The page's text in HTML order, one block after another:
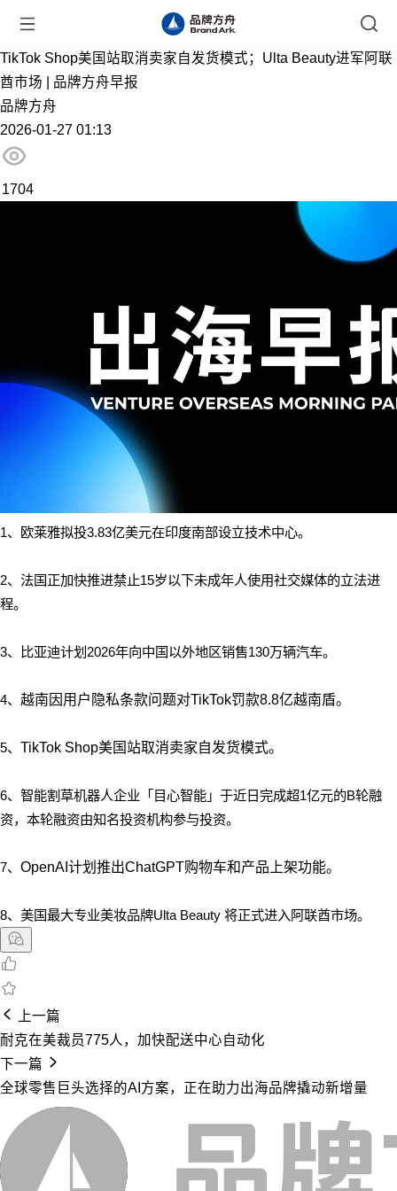
TikTok Shop美国站取消卖家自发货模式；Ulta Beauty进军阿联
酋市场 | 品牌方舟早报
品牌方舟
2026-01-27 01:13
1704
1、欧莱雅拟投3.83亿美元在印度南部设立技术中心。
2、法国正加快推进禁止15岁以下未成年人使用社交媒体的立法进
程。
3、比亚迪计划2026年向中国以外地区销售130万辆汽车。
4、 越南因用户隐私条款问题对TikTok罚款8.8亿越南盾。
5、 TikTok Shop美国站取消卖家自发货模式。
6、智能割草机器人企业「目心智能」于近日完成超1亿元的B轮融
资，本轮融资由知名投资机构参与投资。
7、 OpenAI计划推出ChatGPT购物车和产品上架功能。
8、美国最大专业美妆品牌Ulta Beauty 将正式进入阿联酋市场。
上一篇
耐克在美裁员775人，加快配送中心自动化
下一篇
全球零售巨头选择的AI方案，正在助力出海品牌撬动新增量